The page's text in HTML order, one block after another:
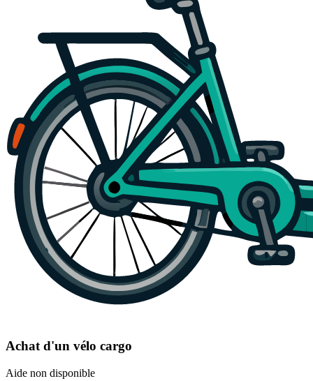
Achat d'un vélo cargo
Aide non disponible